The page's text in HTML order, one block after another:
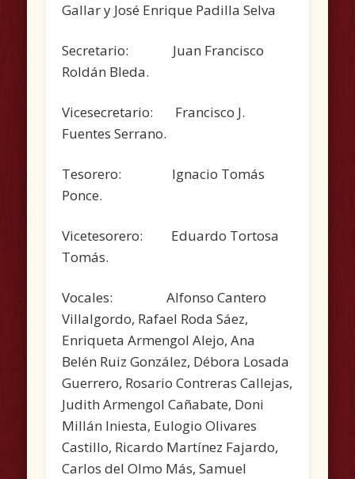
Gallar y José Enrique Padilla Selva
Secretario: Juan Francisco
Roldán Bleda.
Vicesecretario: Francisco J.
Fuentes Serrano.
Tesorero: Ignacio Tomás
Ponce.
Vicetesorero: Eduardo Tortosa
Tomás.
Vocales: Alfonso Cantero
Villalgordo, Rafael Roda Sáez,
Enriqueta Armengol Alejo, Ana
Belén Ruiz González, Débora Losada
Guerrero, Rosario Contreras Callejas,
Judith Armengol Cañabate, Doni
Millán Iniesta, Eulogio Olivares
Castillo, Ricardo Martínez Fajardo,
Carlos del Olmo Más, Samuel